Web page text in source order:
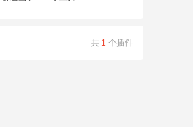
共 1 个插件